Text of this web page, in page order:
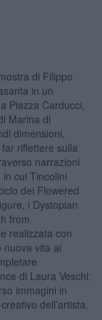
di Filippo
in un
Piazza Carducci,
Marina di
dimensioni,
riflettere sulla
narrazioni
cui Tincolini
dei Flowered
i Dystopian
from
realizzata con
nuova vita ai
di Laura Veschi:
immagini in
dell’artista.